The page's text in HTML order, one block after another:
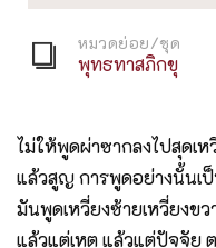
หมวดย่อย/ชุด
พุทธทาสภิกขุ
ไม่ให้พูดผ่าซากลงไปสุดเ
แล้วสูญ การพูดอย่างนั้นเ
มันพูดเหวี่ยงซ้ายเหวี่ยงข
แล้วแต่เหตุ แล้วแต่ปัจจัย